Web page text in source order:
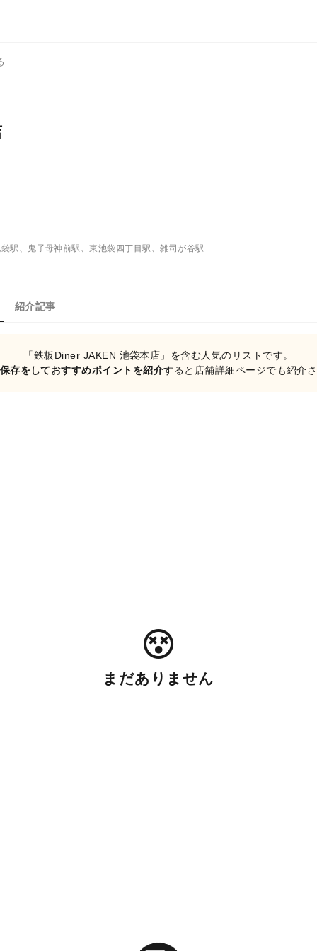
駅、鬼子母神前駅、東池袋四丁目駅、雑司が谷駅
紹介記事
「鉄板Diner JAKEN 池袋本店」を含む人気のリストです。
存をしておすすめポイントを紹介すると店舗詳細ページでも紹介さ
まだありません